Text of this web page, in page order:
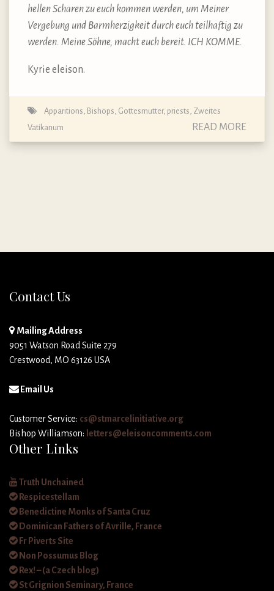
hellen Scharen zu euch kommen werden, um Meiner
Vergebung und Barmherzigkeit durch euch teilhaftig zu
werden. Meine Söhne, macht euch bereit. ICH KOMME.
Kyrie eleison.
Apparitions, Bishops, Gottesmutter, priests, Zweites
Vatikanum
READ MORE
Contact Us
Mailing Address
9051 Watson Road Suite 279
Crestwood, MO 63126 USA
Email Us
Customer Service: cs@stmarcelinitiative.org
Bishop Williamson: letters@eleisoncomments.com
Other Links
Truth Unchained
Respicestellam
Benedictine Monks of Santa Cruz
Dominican Fathers of Avrille, France
Fr Piverts Site
Non Possumus Blog
Rex! – (a Czech blog)
St Grignion Seminary, France